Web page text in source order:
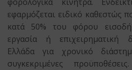
εφαρμόζεται ειδικό καθεστώς
κατά 50% του φόρου
εργασία ή επιχειρηματική
Ελλάδα για χρονικό
συγκεκριμένες